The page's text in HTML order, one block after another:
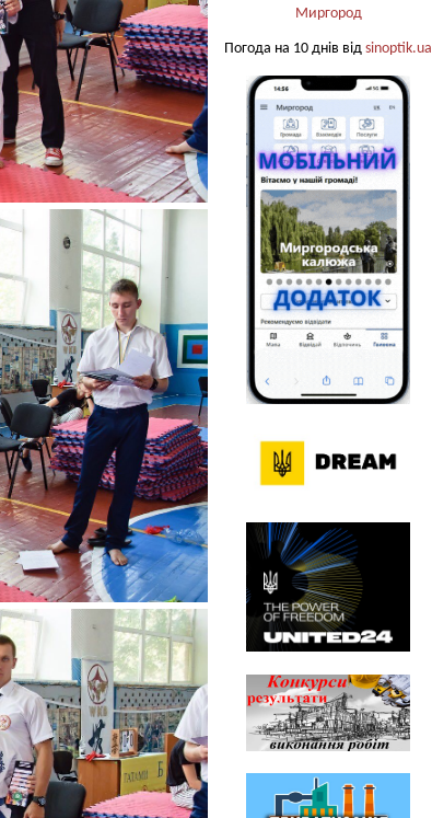
Миргород
Погода на 10 днів від sinoptik.ua